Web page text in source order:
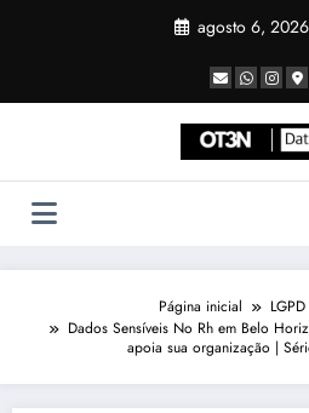
agosto 6, 2026
Página inicial
Dados Sensíveis No Rh em Belo
apoia sua organização |